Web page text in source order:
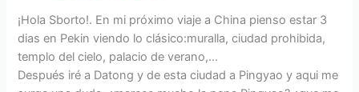
¡Hola Sborto!. En mi próximo viaje a China pienso estar 3
dias en Pekin viendo lo clásico:muralla, ciudad prohibida,
templo del cielo, palacio de verano,…
Después iré a Datong y de esta ciudad a Pingyao y aqui me